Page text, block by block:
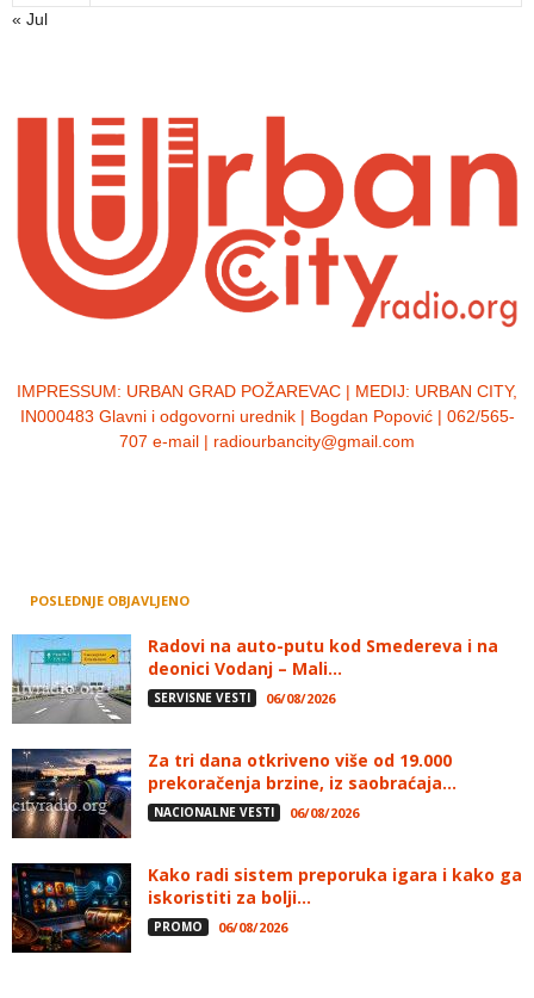
« Jul
IMPRESSUM: URBAN GRAD POŽAREVAC | MEDIJ: URBAN CITY,
IN000483 Glavni i odgovorni urednik | Bogdan Popović | 062/565-
707 e-mail | radiourbancity@gmail.com
POSLEDNJE OBJAVLJENO
Radovi na auto-putu kod Smedereva i na
deonici Vodanj – Mali...
SERVISNE VESTI 06/08/2026
Za tri dana otkriveno više od 19.000
prekoračenja brzine, iz saobraćaja...
NACIONALNE VESTI 06/08/2026
Kako radi sistem preporuka igara i kako ga
iskoristiti za bolji...
PROMO 06/08/2026